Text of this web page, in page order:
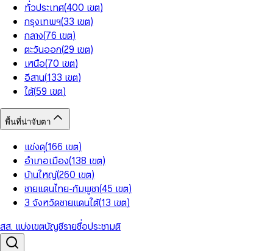
ทั่วประเทศ(400 เขต)
กรุงเทพฯ(33 เขต)
กลาง(76 เขต)
ตะวันออก(29 เขต)
เหนือ(70 เขต)
อีสาน(133 เขต)
ใต้(59 เขต)
พื้นที่น่าจับตา
แข่งดุ(166 เขต)
อำเภอเมือง(138 เขต)
บ้านใหญ่(260 เขต)
ชายแดนไทย-กัมพูชา(45 เขต)
3 จังหวัดชายแดนใต้(13 เขต)
สส. แบ่งเขตบัญชีรายชื่อประชามติ